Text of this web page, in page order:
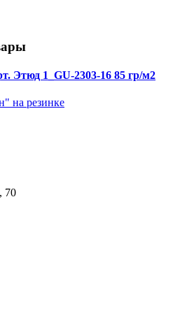
Этюд 1_GU-2303-16 85 гр/м2
70